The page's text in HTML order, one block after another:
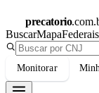
precatorio
BuscarMapaFederais
Monitorar